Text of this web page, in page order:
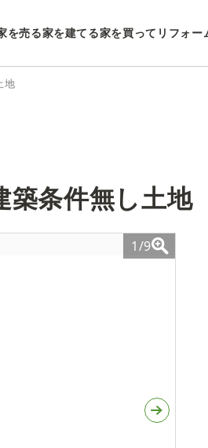
を売る家を建てる家を買ってリフォー
地
条件無し土地
1/9